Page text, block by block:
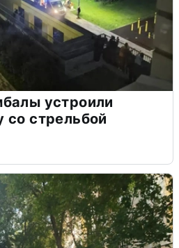
устроили
стрельбой